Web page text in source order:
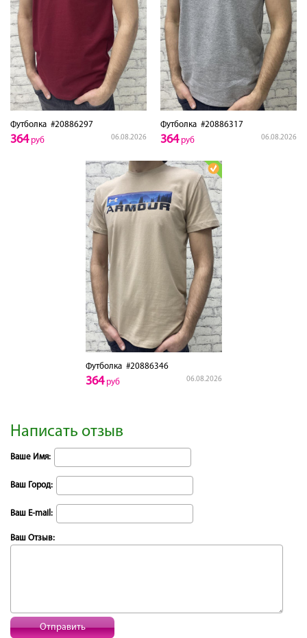
Футболка #20886297
06.08.2026
364руб
Футболка #20886317
06.08.2026
364руб
Футболка#20886346
06.08.2026
364руб
Написать отзыв
Ваше Имя:
Ваш Город:
Ваш E-mail:
Ваш Отзыв:
Отправить